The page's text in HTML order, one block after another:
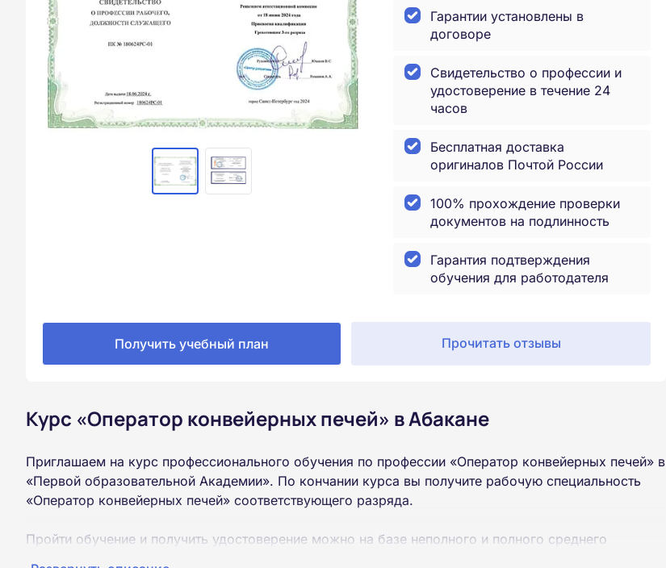
Гарантии установлены в
договоре
Свидетельство о профессии и
удостоверение в течение 24
часов
Бесплатная доставка
оригиналов Почтой России
100% прохождение проверки
документов на подлинность
Гарантия подтверждения
обучения для работодателя
Получить учебный план Прочитать отзывы
Курс «Оператор конвейерных печей» в Абакане
Приглашаем на курс профессионального обучения по профессии «Оператор конвейерных печей» в
«Первой образовательной Академии». По кончании курса вы получите рабочую специальность
«Оператор конвейерных печей» соответствующего разряда.
Пройти обучение и получить удостоверение можно на базе неполного и полного среднего